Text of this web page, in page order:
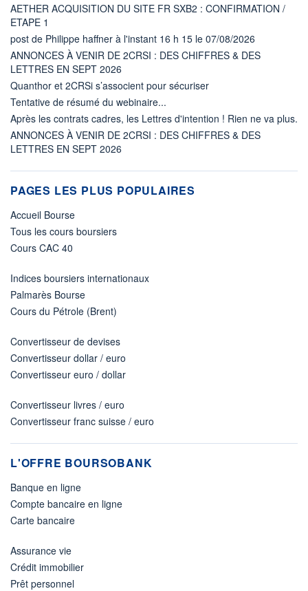
AETHER ACQUISITION DU SITE FR SXB2 : CONFIRMATION /
ETAPE 1
post de Philippe haffner à l'instant 16 h 15 le 07/08/2026
ANNONCES À VENIR DE 2CRSI : DES CHIFFRES & DES
LETTRES EN SEPT 2026
Quanthor et 2CRSi s’associent pour sécuriser
Tentative de résumé du webinaire...
Après les contrats cadres, les Lettres d'intention ! Rien ne va plus.
ANNONCES À VENIR DE 2CRSI : DES CHIFFRES & DES
LETTRES EN SEPT 2026
PAGES LES PLUS POPULAIRES
Accueil Bourse
Tous les cours boursiers
Cours CAC 40
Indices boursiers internationaux
Palmarès Bourse
Cours du Pétrole (Brent)
Convertisseur de devises
Convertisseur dollar / euro
Convertisseur euro / dollar
Convertisseur livres / euro
Convertisseur franc suisse / euro
L'OFFRE BOURSOBANK
Banque en ligne
Compte bancaire en ligne
Carte bancaire
Assurance vie
Crédit immobilier
Prêt personnel